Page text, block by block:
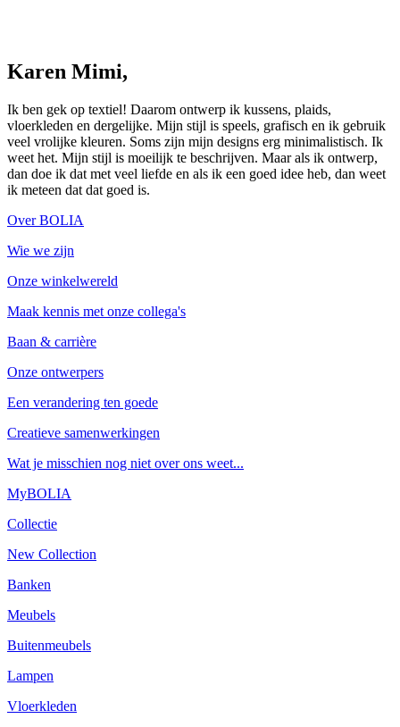
Karen Mimi,
Ik ben gek op textiel! Daarom ontwerp ik kussens, plaids,
vloerkleden en dergelijke. Mijn stijl is speels, grafisch en ik gebruik
veel vrolijke kleuren. Soms zijn mijn designs erg minimalistisch. Ik
weet het. Mijn stijl is moeilijk te beschrijven. Maar als ik ontwerp,
dan doe ik dat met veel liefde en als ik een goed idee heb, dan weet
ik meteen dat dat goed is.
Over BOLIA
Wie we zijn
Onze winkelwereld
Maak kennis met onze collega's
Baan & carrière
Onze ontwerpers
Een verandering ten goede
Creatieve samenwerkingen
Wat je misschien nog niet over ons weet...
MyBOLIA
Collectie
New Collection
Banken
Meubels
Buitenmeubels
Lampen
Vloerkleden